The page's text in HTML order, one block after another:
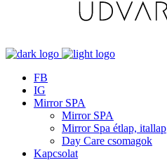
FB
IG
Mirror SPA
Mirror SPA
Mirror Spa étlap, itallap
Day Care csomagok
Kapcsolat